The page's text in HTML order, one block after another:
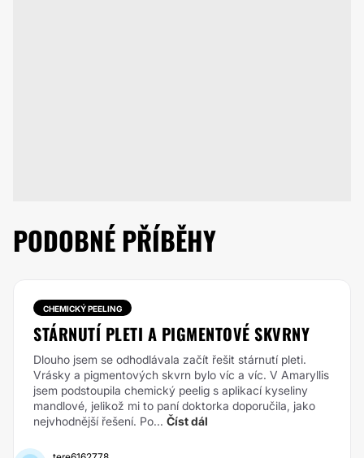
PODOBNÉ PŘÍBĚHY
CHEMICKÝ PEELING
STÁRNUTÍ PLETI A PIGMENTOVÉ SKVRNY
Dlouho jsem se odhodlávala začít řešit stárnutí pleti.
Vrásky a pigmentových skvrn bylo víc a víc. V Amaryllis
jsem podstoupila chemický peelig s aplikací kyseliny
mandlové, jelikož mi to paní doktorka doporučila, jako
nejvhodnější řešení. Po... Číst dál